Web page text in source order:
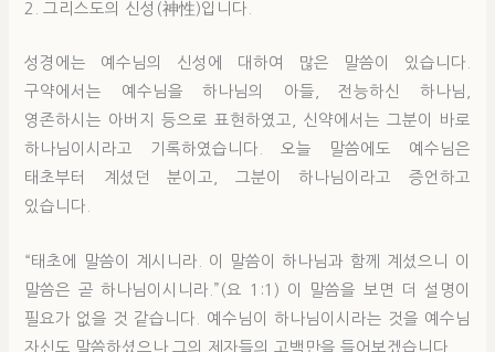
2. 그리스도의 신성(神性)입니다.
성경에는 예수님의 신성에 대하여 많은 말씀이 있습니다.
구약에서는 예수님을 하나님의 아들, 전능하신 하나님,
영존하시는 아버지 등으로 표현하였고, 신약에서는 그분이 바로
하나님이시라고 기록하였습니다. 오늘 말씀에도 예수님은
태초부터 계셨던 분이고, 그분이 하나님이라고 증언하고
있습니다.
“태초에 말씀이 계시니라. 이 말씀이 하나님과 함께 계셨으니 이
말씀은 곧 하나님이시니라.”(요 1:1) 이 말씀을 보면 더 설명이
필요가 없을 것 같습니다. 예수님이 하나님이시라는 것을 예수님
자신도 말씀하셨으나 그의 제자들의 고백만을 들어보겠습니다.